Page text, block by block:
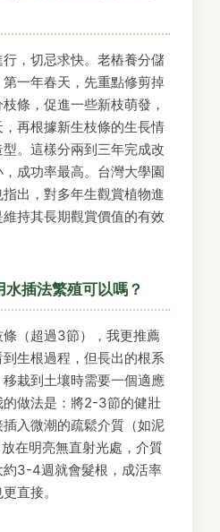
，切忌求快。老樁養分儲
一年春天，先重點修剪掉
條，促進一些新枝萌發，
再根據新生枝條的生長情
。這樣分兩到三年完成改
成功率最高。台灣大學園
出，對多年生觀賞植物進
持其長期觀賞價值的有效
插法繁殖可以嗎？
（超過3節），我更推薦
生根過程，但長出的根系
栽到土壤時需要一個適應
做法是：將2-3節的健壯
入微潮的疏鬆介質（如泥
在明亮無直射光處，介質
3-4週就會髮根，成活率
直接。